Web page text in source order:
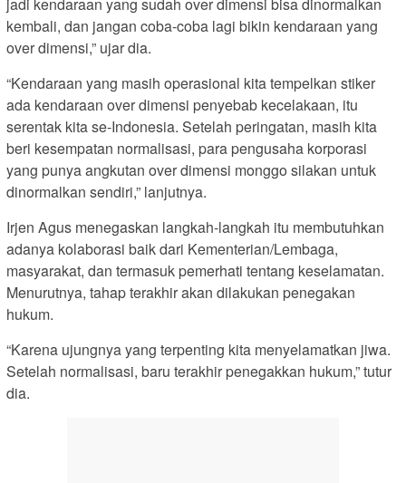
kembali, dan jangan coba-coba lagi bikin kendaraan yang
over dimensi,” ujar dia.
“Kendaraan yang masih operasional kita tempelkan stiker
ada kendaraan over dimensi penyebab kecelakaan, itu
serentak kita se-Indonesia. Setelah peringatan, masih kita
beri kesempatan normalisasi, para pengusaha korporasi
yang punya angkutan over dimensi monggo silakan untuk
dinormalkan sendiri,” lanjutnya.
Irjen Agus menegaskan langkah-langkah itu membutuhkan
adanya kolaborasi baik dari Kementerian/Lembaga,
masyarakat, dan termasuk pemerhati tentang keselamatan.
Menurutnya, tahap terakhir akan dilakukan penegakan
hukum.
“Karena ujungnya yang terpenting kita menyelamatkan jiwa.
Setelah normalisasi, baru terakhir penegakkan hukum,” tutur
dia.